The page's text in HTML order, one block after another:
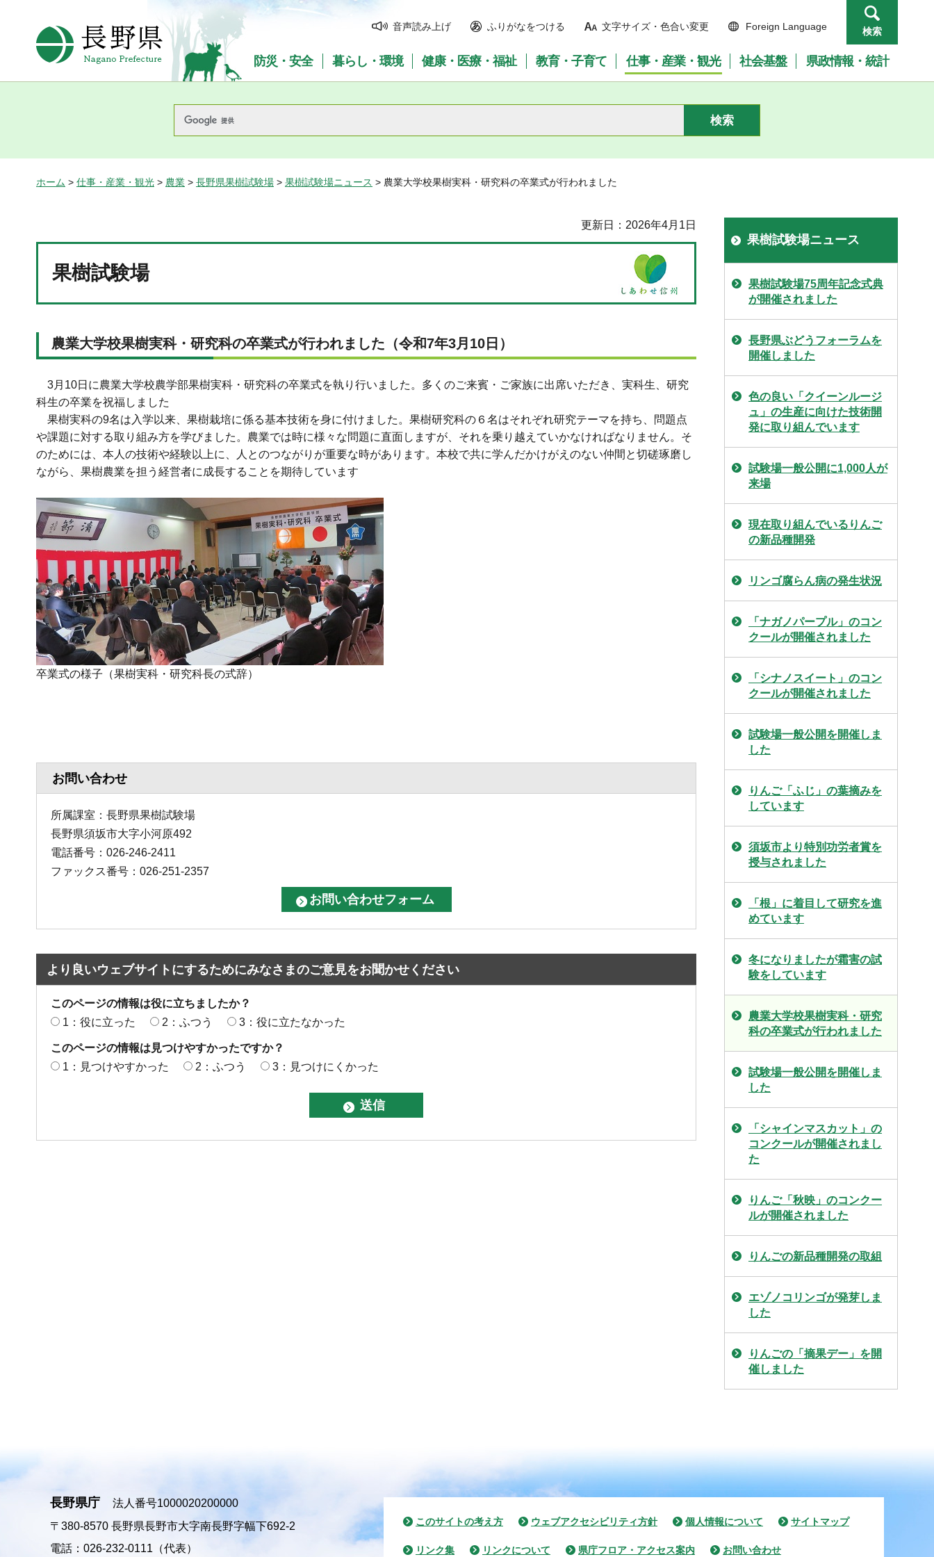
長野県Nagano Prefecture
音声読み上げ ふりがなをつける 文字サイズ・色合い変更 Foreign Language 検索
防災・安全 暮らし・環境 健康・医療・福祉 教育・子育て 仕事・産業・観光 社会基盤 県政情報・統計
ホーム > 仕事・産業・観光 > 農業 > 長野県果樹試験場 > 果樹試験場ニュース > 農業大学校果樹実科・研究科の卒業式が行われました
更新日：2026年4月1日
果樹試験場
農業大学校果樹実科・研究科の卒業式が行われました（令和7年3月10日）
3月10日に農業大学校農学部果樹実科・研究科の卒業式を執り行いました。多くのご来賓・ご家族に出席いただき、実科生、研究
科生の卒業を祝福しました
果樹実科の9名は入学以来、果樹栽培に係る基本技術を身に付けました。果樹研究科の６名はそれぞれ研究テーマを持ち、問題点
や課題に対する取り組み方を学びました。農業では時に様々な問題に直面しますが、それを乗り越えていかなければなりません。そ
のためには、本人の技術や経験以上に、人とのつながりが重要な時があります。本校で共に学んだかけがえのない仲間と切磋琢磨し
ながら、果樹農業を担う経営者に成長することを期待しています
卒業式の様子（果樹実科・研究科長の式辞）
お問い合わせ
所属課室：長野県果樹試験場
長野県須坂市大字小河原492
電話番号：026-246-2411
ファックス番号：026-251-2357
より良いウェブサイトにするためにみなさまのご意見をお聞かせください
このページの情報は役に立ちましたか？
1：役に立った
2：ふつう 3：役に立たなかった
このページの情報は見つけやすかったですか？
1：見つけやすかった
2：ふつう 3：見つけにくかった
果樹試験場ニュース
果樹試験場75周年記念式典
が開催されました
長野県ぶどうフォーラムを
開催しました
色の良い「クイーンルージ
ュ」の生産に向けた技術開
発に取り組んでいます
試験場一般公開に1,000人が
来場
現在取り組んでいるりんご
の新品種開発
リンゴ腐らん病の発生状況
「ナガノパープル」のコン
クールが開催されました
「シナノスイート」のコン
クールが開催されました
試験場一般公開を開催しま
した
りんご「ふじ」の葉摘みを
しています
須坂市より特別功労者賞を
授与されました
「根」に着目して研究を進
めています
冬になりましたが霜害の試
験をしています
農業大学校果樹実科・研究
科の卒業式が行われました
試験場一般公開を開催しま
した
「シャインマスカット」の
コンクールが開催されまし
た
りんご「秋映」のコンクー
ルが開催されました
りんごの新品種開発の取組
エゾノコリンゴが発芽しま
した
りんごの「摘果デー」を開
催しました
長野県庁
法人番号1000020200000
〒380-8570 長野県長野市大字南長野字幅下692-2
電話：026-232-0111（代表）
このサイトの考え方 ウェブアクセシビリティ方針 個人情報について サイトマップ
リンク集 リンクについて 県庁フロア・アクセス案内 お問い合わせ